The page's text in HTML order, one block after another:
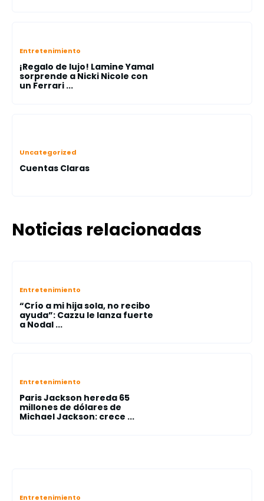
Entretenimiento
¡Regalo de lujo! Lamine Yamal
sorprende a Nicki Nicole con
un Ferrari ...
Uncategorized
Cuentas Claras
Noticias relacionadas
Entretenimiento
“Crío a mi hija sola, no recibo
ayuda”: Cazzu le lanza fuerte
a Nodal ...
Entretenimiento
Paris Jackson hereda 65
millones de dólares de
Michael Jackson: crece ...
Entretenimiento